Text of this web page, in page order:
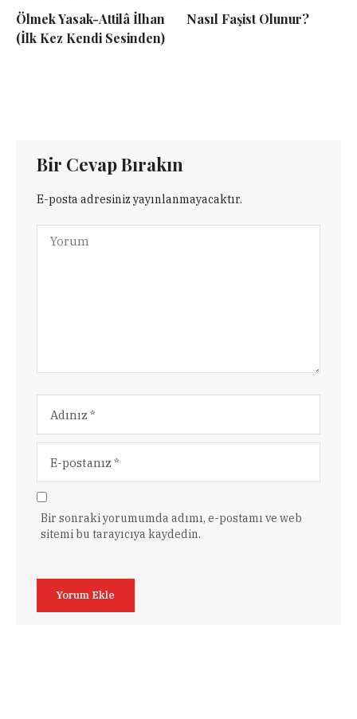
Ölmek Yasak-Attilâ İlhan
(İlk Kez Kendi Sesinden)
Nasıl Faşist Olunur?
Bir Cevap Bırakın
E-posta adresiniz yayınlanmayacaktır.
Bir sonraki yorumumda adımı, e-postamı ve web
sitemi bu tarayıcıya kaydedin.